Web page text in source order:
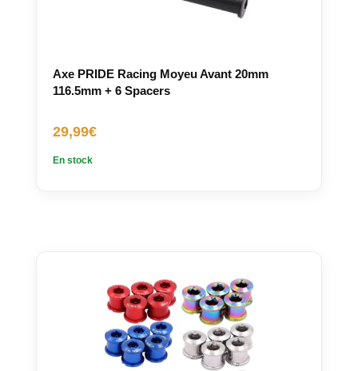
Axe PRIDE Racing Moyeu Avant 20mm
116.5mm + 6 Spacers
29,99€
En stock